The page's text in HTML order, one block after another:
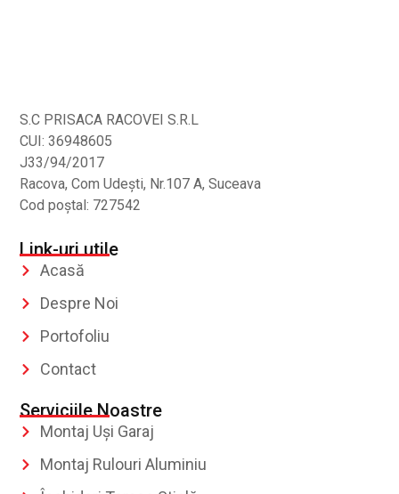
S.C PRISACA RACOVEI S.R.L
CUI: 36948605
J33/94/2017
Racova, Com Udeşti, Nr.107 A, Suceava
Cod poștal: 727542
Link-uri utile
Acasă
Despre Noi
Portofoliu
Contact
Serviciile Noastre
Montaj Uși Garaj
Montaj Rulouri Aluminiu